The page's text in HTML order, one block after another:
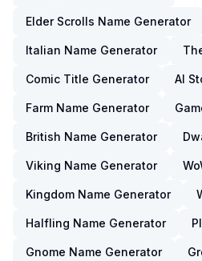
Elder Scrolls Name Generator
Italian Name Generator
Comic Title Generator AI
Farm Name Generator
British Name Generator
Viking Name Generator
Kingdom Name Generator
Halfling Name Generator
Gnome Name Generator